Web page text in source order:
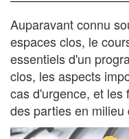
Auparavant connu
espaces clos, le
essentiels d'un
clos, les aspects
cas d'urgence, et les
des parties en milieu